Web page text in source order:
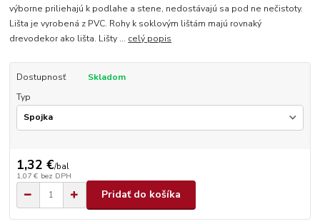
výborne priliehajú k podlahe a stene, nedostávajú sa pod ne nečistoty.
Lišta je vyrobená z PVC. Rohy k soklovým lištám majú rovnaký
drevodekor ako lišta. Lišty ... celý popis
Dostupnosť
Skladom
Typ
1,32 €/bal
1,07 € bez DPH
Pridať do košíka